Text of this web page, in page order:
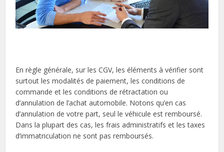
En règle générale, sur les CGV, les éléments à vérifier sont
surtout les modalités de paiement, les conditions de
commande et les conditions de rétractation ou
d’annulation de l’achat automobile. Notons qu’en cas
d’annulation de votre part, seul le véhicule est remboursé.
Dans la plupart des cas, les frais administratifs et les taxes
d’immatriculation ne sont pas remboursés.